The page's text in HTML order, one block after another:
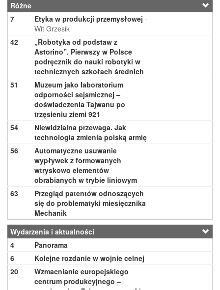
Różne
7
Etyka w produkcji przemysłowej -
Wit Grzesik
42
„Robotyka od podstaw z
Astorino”. Pierwszy w Polsce
podręcznik do nauki robotyki w
technicznych szkołach średnich
51
Muzeum jako laboratorium
odporności sejsmicznej –
doświadczenia Tajwanu po
trzęsieniu ziemi 921
54
Niewidzialna przewaga. Jak
technologia zmienia polską armię
56
Automatyczne usuwanie
wypływek z formowanych
wtryskowo elementów
obrabianych w trybie liniowym
63
Przegląd patentów odnoszących
się do problematyki miesięcznika
Mechanik
Wydarzenia i aktualności
4
Panorama
6
Kolejne rozdanie w wojnie celnej
20
Wzmacnianie europejskiego
centrum produkcyjnego –